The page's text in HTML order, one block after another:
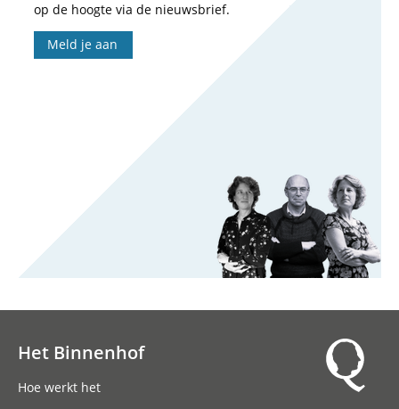
op de hoogte via de nieuwsbrief.
Meld je aan
Het Binnenhof
Hoe werkt het